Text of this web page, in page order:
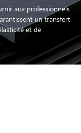
aux professionnels
un transfert
et de